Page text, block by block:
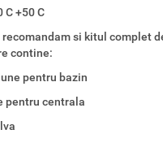
C +50 C
si kitul complet
contine:
pentru bazin
pentru centrala